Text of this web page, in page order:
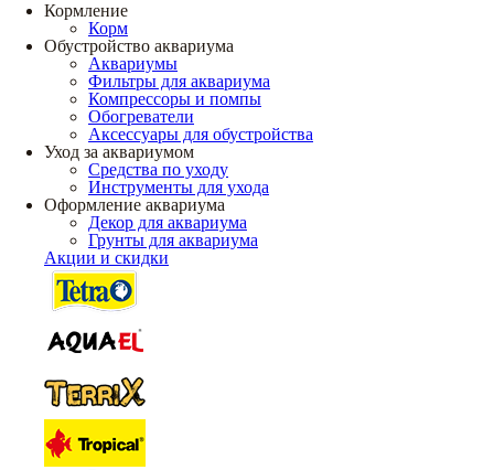
Кормление
Корм
Обустройство аквариума
Аквариумы
Фильтры для аквариума
Компрессоры и помпы
Обогреватели
Аксессуары для обустройства
Уход за аквариумом
Средства по уходу
Инструменты для ухода
Оформление аквариума
Декор для аквариума
Грунты для аквариума
Акции и скидки